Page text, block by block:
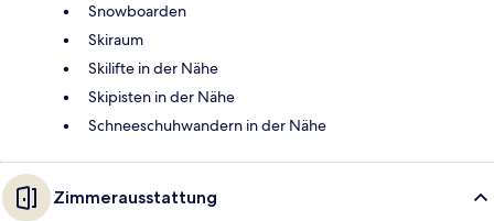
Snowboarden
Skiraum
Skilifte in der Nähe
Skipisten in der Nähe
Schneeschuhwandern in der Nähe
Zimmerausstattung